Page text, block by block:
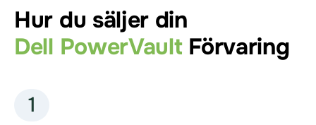
Hur du säljer din
Dell PowerVault Förvaring
1